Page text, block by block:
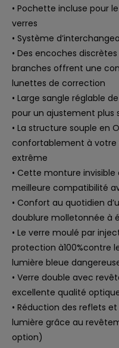
• Pochette incluse pour
verres
• Système
• Des encoches
branches offrent une
lunettes de correction
• Large sangle réglable
pour un ajustement plus
• La structure souple en
confortablement à votre
extrême
• Cette monture
meilleure compatibilité
• Confort au quotidien
doublure molletonnée à
• Le verre moulé par
protection à100%contre
lumière bleue
• Verre double avec
excellente qualité
• Réduction des reflets
lumière grâce au
option)